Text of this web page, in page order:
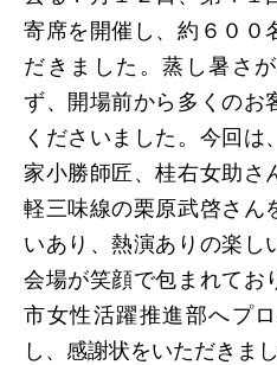
寄席を開催し、約６００
だきました。蒸し暑さ
ず、開場前から多くのお
くださいました。今回
家小勝師匠、桂右女助さ
軽三味線の栗原武啓さん
いあり、熱演ありの楽し
会場が笑顔で包まれてお
市女性活躍推進部へプ
し、感謝状をいただきまし